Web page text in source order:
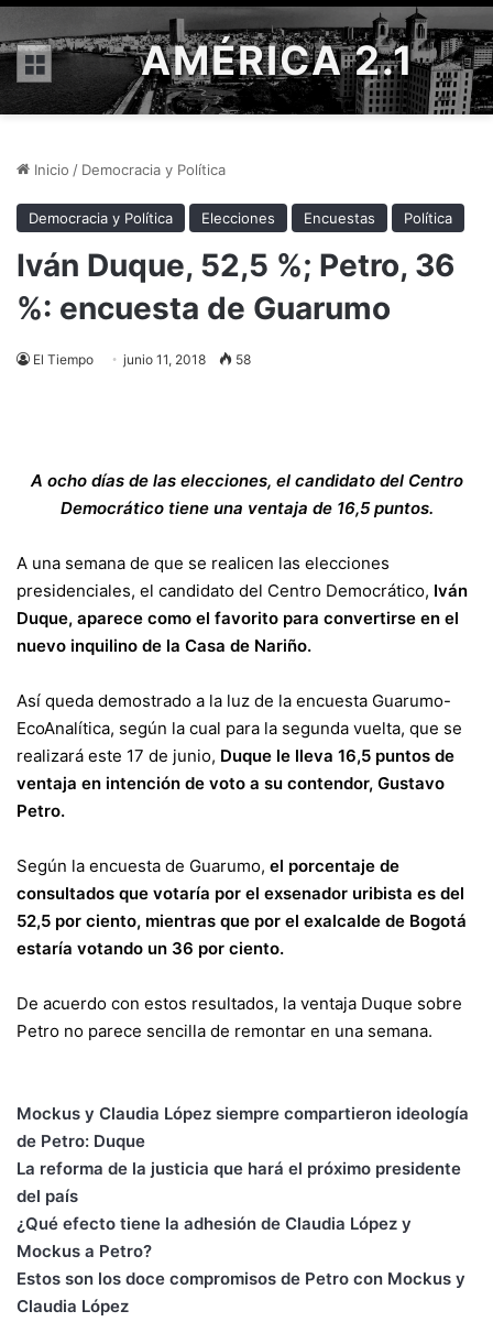
Menú AMÉRICA 2.1
Inicio / Democracia y Política
Democracia y Política Elecciones Encuestas Política
Iván Duque, 52,5 %; Petro, 36
%: encuesta de Guarumo
El Tiempo junio 11, 2018 58
A ocho días de las elecciones, el candidato del Centro
Democrático tiene una ventaja de 16,5 puntos.
A una semana de que se realicen las elecciones
presidenciales, el candidato del Centro Democrático, Iván
Duque, aparece como el favorito para convertirse en el
nuevo inquilino de la Casa de Nariño.
Así queda demostrado a la luz de la encuesta Guarumo-
EcoAnalítica, según la cual para la segunda vuelta, que se
realizará este 17 de junio, Duque le lleva 16,5 puntos de
ventaja en intención de voto a su contendor, Gustavo
Petro.
Según la encuesta de Guarumo, el porcentaje de
consultados que votaría por el exsenador uribista es del
52,5 por ciento, mientras que por el exalcalde de Bogotá
estaría votando un 36 por ciento.
De acuerdo con estos resultados, la ventaja Duque sobre
Petro no parece sencilla de remontar en una semana.
Mockus y Claudia López siempre compartieron ideología
de Petro: Duque
La reforma de la justicia que hará el próximo presidente
del país
¿Qué efecto tiene la adhesión de Claudia López y
Mockus a Petro?
Estos son los doce compromisos de Petro con Mockus y
Claudia López